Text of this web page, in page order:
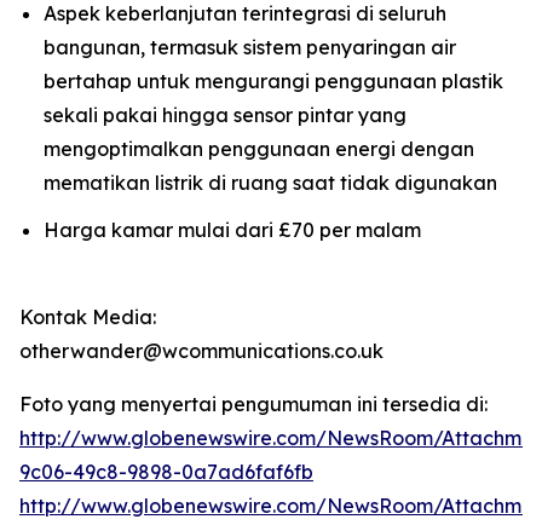
Aspek keberlanjutan terintegrasi di seluruh
bangunan, termasuk sistem penyaringan air
bertahap untuk mengurangi penggunaan plastik
sekali pakai hingga sensor pintar yang
mengoptimalkan penggunaan energi dengan
mematikan listrik di ruang saat tidak digunakan
Harga kamar mulai dari £70 per malam
Kontak Media:
otherwander@wcommunications.co.uk
Foto yang menyertai pengumuman ini tersedia di:
http://www.globenewswire.com/NewsRoom/
9c06-49c8-9898-0a7ad6faf6fb
http://www.globenewswire.com/NewsRoom/